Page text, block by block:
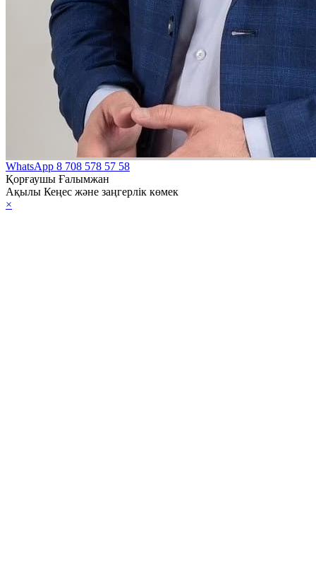
WhatsApp 8 708 578 57 58
Қорғаушы Ғалымжан
Ақылы Кеңес және заңгерлік көмек
×